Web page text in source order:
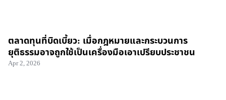
ตลาดทุนที่บิดเบี้ยว: เมื่อกฎหมายและกระบวนการ
ยุติธรรมอาจถูกใช้เป็นเครื่องมือเอาเปรียบประชาชน
Apr 2, 2026